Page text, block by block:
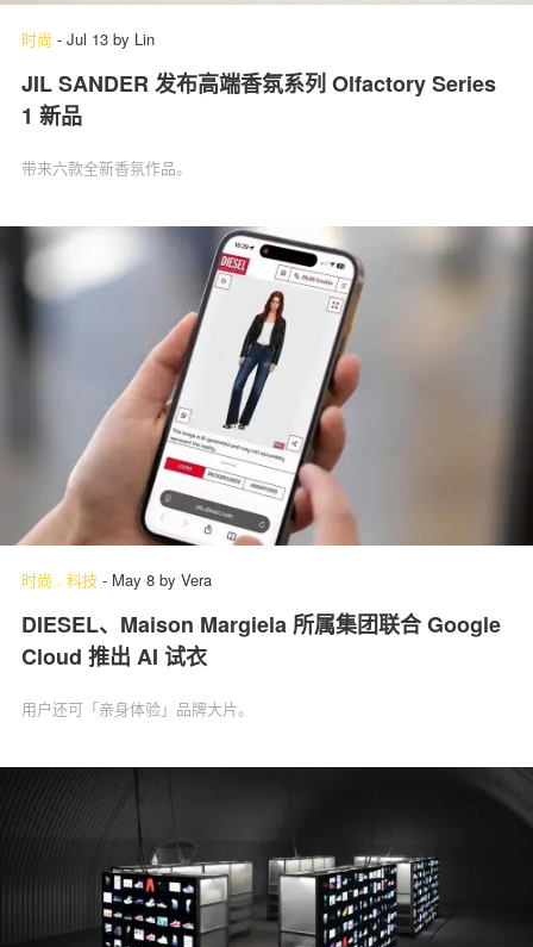
时尚 - Jul 13 by Lin
JIL SANDER 发布高端香氛系列 Olfactory Series
1 新品
带来六款全新香氛作品。
时尚 . 科技 - May 8 by Vera
DIESEL、Maison Margiela 所属集团联合 Google
Cloud 推出 AI 试衣
用户还可「亲身体验」‌品牌大片。